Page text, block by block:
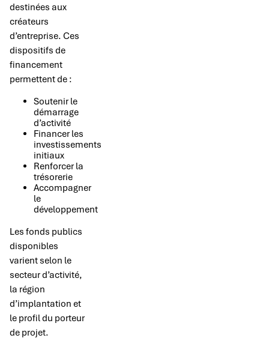
destinées aux
créateurs
d’entreprise. Ces
dispositifs de
financement
permettent de :
Soutenir le
démarrage
d’activité
Financer les
investissements
initiaux
Renforcer la
trésorerie
Accompagner
le
développement
Les fonds publics
disponibles
varient selon le
secteur d’activité,
la région
d’implantation et
le profil du porteur
de projet.